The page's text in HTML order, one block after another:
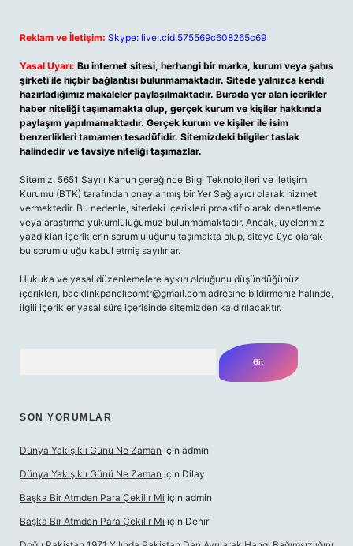
Reklam ve İletişim: Skype: live:.cid.575569c608265c69
Yasal Uyarı: Bu internet sitesi, herhangi bir marka, kurum veya şahıs
şirketi ile hiçbir bağlantısı bulunmamaktadır. Sitede yalnızca kendi
hazırladığımız makaleler paylaşılmaktadır. Burada yer alan içerikler
haber niteliği taşımamakta olup, gerçek kurum ve kişiler hakkında
paylaşım yapılmamaktadır. Gerçek kurum ve kişiler ile isim
benzerlikleri tamamen tesadüfidir. Sitemizdeki bilgiler taslak
halindedir ve tavsiye niteliği taşımazlar.
Sitemiz, 5651 Sayılı Kanun gereğince Bilgi Teknolojileri ve İletişim
Kurumu (BTK) tarafından onaylanmış bir Yer Sağlayıcı olarak hizmet
vermektedir. Bu nedenle, sitedeki içerikleri proaktif olarak denetleme
veya araştırma yükümlülüğümüz bulunmamaktadır. Ancak, üyelerimiz
yazdıkları içeriklerin sorumluluğunu taşımakta olup, siteye üye olarak
bu sorumluluğu kabul etmiş sayılırlar.
Hukuka ve yasal düzenlemelere aykırı olduğunu düşündüğünüz
içerikleri, backlinkpanelicomtr@gmail.com adresine bildirmeniz halinde,
ilgili içerikler yasal süre içerisinde sitemizden kaldırılacaktır.
SON YORUMLAR
Dünya Yakışıklı Günü Ne Zaman için admin
Dünya Yakışıklı Günü Ne Zaman için Dilay
Başka Bir Atmden Para Çekilir Mi için admin
Başka Bir Atmden Para Çekilir Mi için Denir